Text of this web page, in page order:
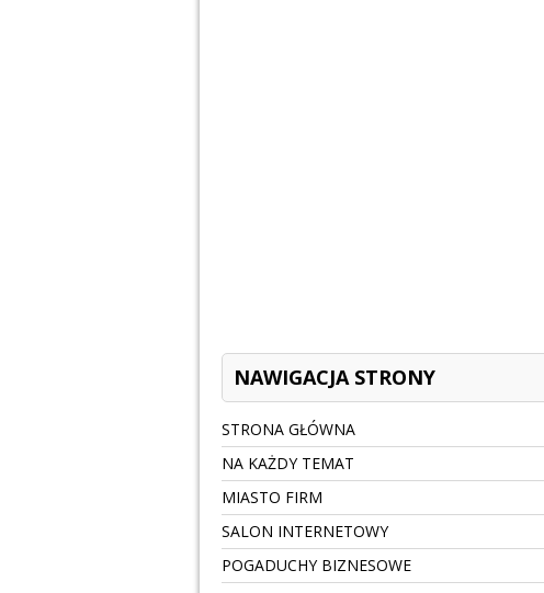
NAWIGACJA STRONY
STRONA GŁÓWNA
NA KAŻDY TEMAT
MIASTO FIRM
SALON INTERNETOWY
POGADUCHY BIZNESOWE